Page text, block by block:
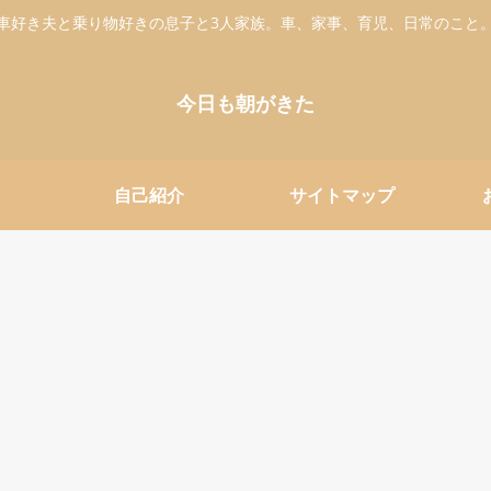
好き夫と乗り物好きの息子と3人家族。車、家事、育児、日常のこと。
今日も朝がきた
自己紹介 サイトマップ